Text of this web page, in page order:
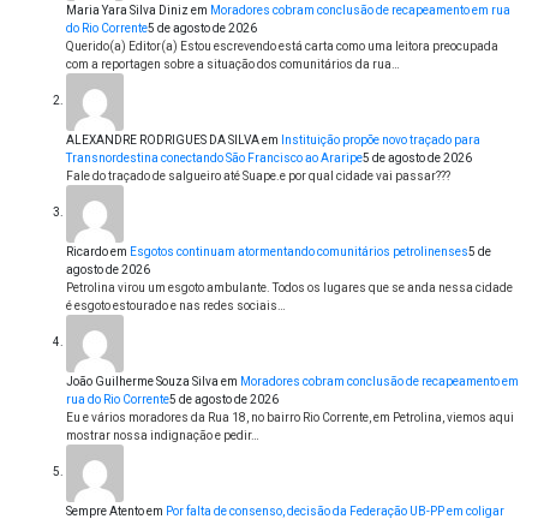
Maria Yara Silva Diniz em Moradores cobram conclusão de recapeamento em rua
do Rio Corrente5 de agosto de 2026
Querido(a) Editor(a) Estou escrevendo está carta como uma leitora preocupada
com a reportagen sobre a situação dos comunitários da rua…
ALEXANDRE RODRIGUES DA SILVAem
Instituição propõe novo traçado para
Transnordestina conectando São Francisco ao Araripe5 de agosto de 2026
Fale do traçado de salgueiro até Suape.e por qual cidade vai passar???
Ricardoem Esgotos continuam atormentando comunitários petrolinenses5 de
agosto de 2026
Petrolina virou um esgoto ambulante. Todos os lugares que se anda nessa cidade
é esgoto estourado e nas redes sociais…
João Guilherme Souza Silva em Moradores cobram conclusão de recapeamento em
rua do Rio Corrente5 de agosto de 2026
Eu e vários moradores da Rua 18, no bairro Rio Corrente, em Petrolina, viemos aqui
mostrar nossa indignação e pedir…
Sempre Atentoem Por falta de consenso, decisão da Federação UB-PP em coligar